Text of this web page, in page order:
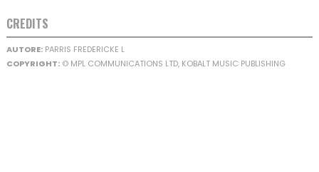
CREDITS
AUTORE:PARRIS FREDERICKE L
COPYRIGHT:© MPL COMMUNICATIONS LTD, KOBALT MUSIC PUBLISHING